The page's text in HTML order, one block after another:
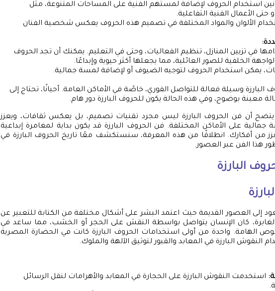
استخدام الحروف لإضافة لمستهم الفنية على المساحات المتنوعة، مثل
حتى الأعمال الفنية التفاعلية.
الألوان والمواد المختلفة في تصميم هذه الحروف يعكس شخصية الفنان
في تزيين المنازل، تنظيم الفعاليات، وحتى في التعليم. يمكنك أن تجد الحروف
الخلفية للصور العائلية، مما يجعلها أكثر حيوية وإبداعًا.
يمكن استخدام الحروف لتوجيه الضيوف أو لإضافة لمسة جمالية.
البارزة وسيلة فعالة للتواصل الفوري، خاصًة في الأماكن العامة. أحيانًا، تحتاج إلى
معينة بوضوح، وفي هذه الحالة يكون للحروف البارزة دور هام.
يتضح أن فن الحروف البارزة ليس مجرد تقنيات تصميم، بل يعكس ثقافات، ويعزز
على الأماكن المختلفة. فن الحروف البارزة قد يكون بداية لمغامرة إبداعية
أفكارك. انطلاقًا من هذه المعرفة، سنستكشف معًا تاريخ الحروف البارزة في
هذا الفن عبر العصور.
البارزة
إلى العصور القديمة حيث اعتمد البشر على أشكال مختلفة من الكتابة للتعبير عن
الغابرة، كان الإنسان يتواصل بواسطة النقش على الحجر أو الخشب، مما ساعد في
الهامة. واحدة من أولى استخدامات الحروف البارزة كانت في الحضارة المصرية
النقوش البارزة في المعابد والقبور لتوثيق الآلهة والملوك.
استخدمت النقوش البارزة على الحجارة في المعابد والأهرامات لنقل الرسائل